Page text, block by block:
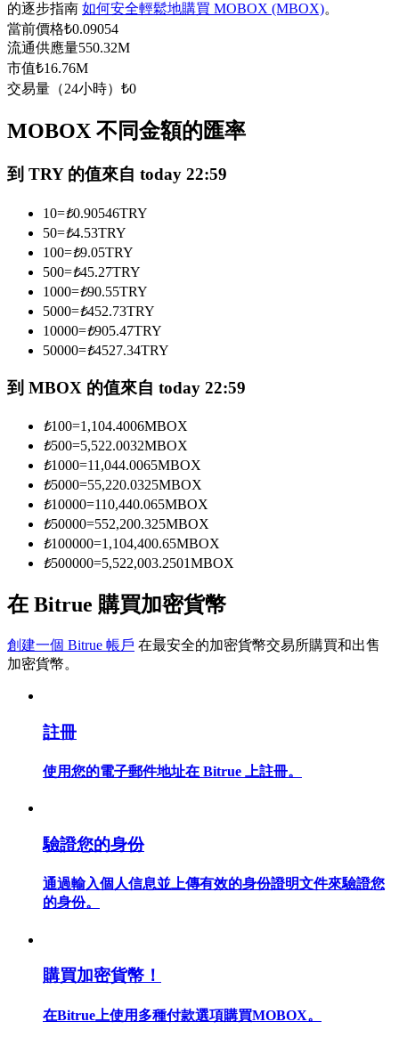
跟單
成為跟單交易員
坐享盈利分成和跟單分傭
合約資訊
包含交易情況等的大數據分析
合約指南
合約功能使用指南
學習如何保持盈利
的逐步指南 如何安全輕鬆地購買 MOBOX (MBOX)。
當前價格₺0.09054
流通供應量550.32M
市值₺16.76M
交易量（24小時） ₺0
MOBOX 不同金額的匯率
到 TRY 的值來自 today 22:59
10=₺0.90546TRY
50=₺4.53TRY
100=₺9.05TRY
500=₺45.27TRY
1000=₺90.55TRY
5000=₺452.73TRY
10000=₺905.47TRY
50000=₺4527.34TRY
到 MBOX 的值來自 today 22:59
₺100=1,104.4006MBOX
₺500=5,522.0032MBOX
₺1000=11,044.0065MBOX
₺5000=55,220.0325MBOX
₺10000=110,440.065MBOX
₺50000=552,200.325MBOX
₺100000=1,104,400.65MBOX
₺500000=5,522,003.2501MBOX
在 Bitrue 購買加密貨幣
創建一個 Bitrue 帳戶 在最安全的加密貨幣交易所購買和出售
加密貨幣。
註冊
使用您的電子郵件地址在 Bitrue 上註冊。
驗證您的身份
通過輸入個人信息並上傳有效的身份證明文件來驗證您
的身份。
購買加密貨幣！
在Bitrue上使用多種付款選項購買MOBOX。